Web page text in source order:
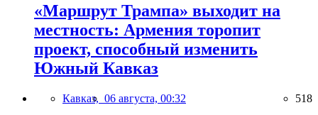
«Маршрут Трампа» выходит на
местность: Армения торопит
проект, способный изменить
Южный Кавказ
Кавказ, 06 августа, 00:32 518